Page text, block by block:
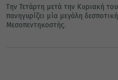
Την Τετάρτη μετά την Κυριακή
πανηγυρίζει μία μεγάλη
Μεσοπεντηκοστής.